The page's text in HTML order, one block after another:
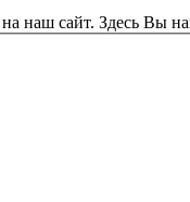
наш сайт. Здесь Вы